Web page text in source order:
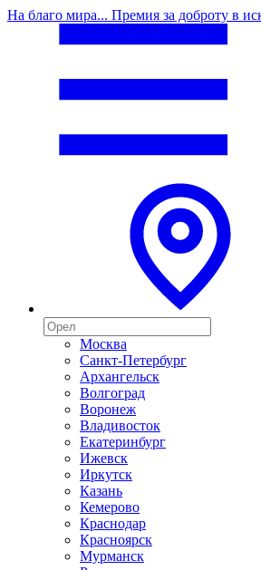
На благо мира... Премия за доброту в
Москва
Санкт-Петербург
Архангельск
Волгоград
Воронеж
Владивосток
Екатеринбург
Ижевск
Иркутск
Казань
Кемерово
Краснодар
Красноярск
Мурманск